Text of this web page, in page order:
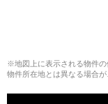
※地図上に表示される物件
物件所在地とは異なる場合が